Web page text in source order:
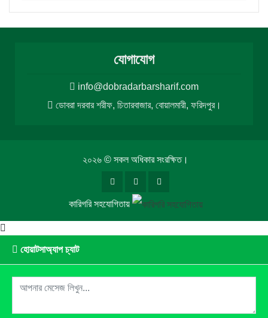
যোগাযোগ
info@dobradarbarsharif.com
ডোবরা দরবার শরীফ, চিতারবাজার, বোয়ালমারী, ফরিদপুর।
২০২৬ © সকল অধিকার সংরক্ষিত।
কারিগরি সহযোগিতায়
হোয়াটসাঅ্যাপ চ্যাট